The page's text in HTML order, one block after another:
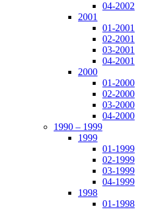
04-2002
2001
01-2001
02-2001
03-2001
04-2001
2000
01-2000
02-2000
03-2000
04-2000
1990 – 1999
1999
01-1999
02-1999
03-1999
04-1999
1998
01-1998